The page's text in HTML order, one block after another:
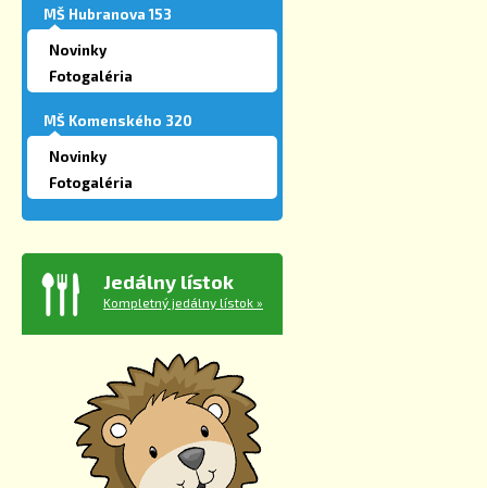
MŠ Hubranova 153
Novinky
Fotogaléria
MŠ Komenského 320
Novinky
Fotogaléria
Jedálny lístok
Kompletný jedálny lístok »